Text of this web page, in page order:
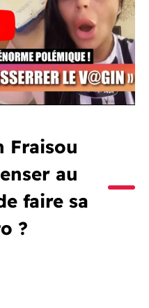
Fraisou
au
faire sa
?